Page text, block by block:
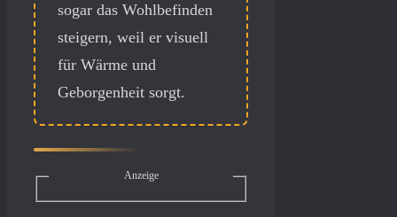
sogar das Wohlbefinden
steigern, weil er visuell
für Wärme und
Geborgenheit sorgt.
Anzeige